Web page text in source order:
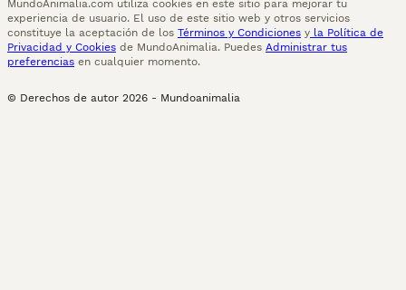
MundoAnimalia.com utiliza cookies en este sitio para mejorar tu
experiencia de usuario. El uso de este sitio web y otros servicios
constituye la aceptación de los Términos y Condiciones y la Política de
Privacidad y Cookies de MundoAnimalia. Puedes Administrar tus
preferencias en cualquier momento.
© Derechos de autor 2026 - Mundoanimalia